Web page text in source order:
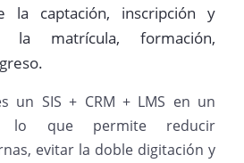
la captación, inscripción y
la matrícula, formación,
un SIS + CRM + LMS en un
lo que permite reducir
evitar la doble digitación y